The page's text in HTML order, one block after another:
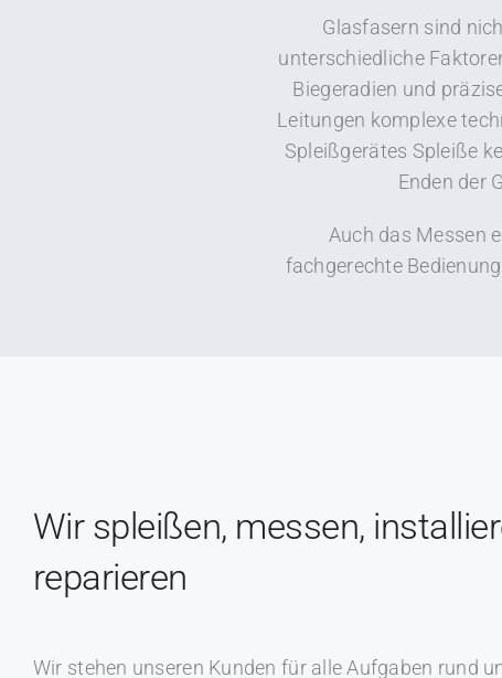
Glasfasern sind
unterschiedliche
Biegeradien und
Leitungen komplexe
Spleißgerätes Spleiße
Enden der
Auch das Messen
fachgerechte
Wir spleißen, messen,
reparieren
Wir stehen unseren Kunden für alle Aufgaben rund